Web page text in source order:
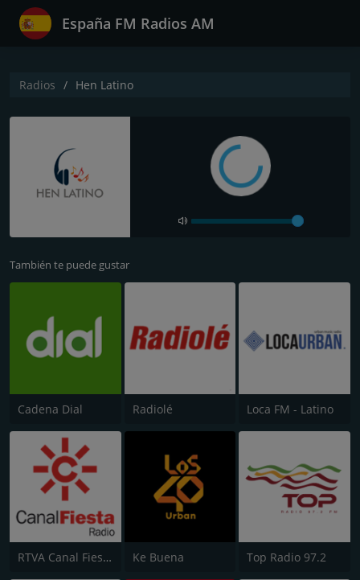
España FM Radios AM
Radios Hen Latino
También te puede gustar
Cadena Dial Radiolé Loca FM - Latino
RTVA Canal Fiesta Radio Ke Buena Top Radio 97.2